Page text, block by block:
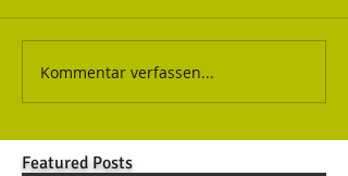
Featured Posts
Kommentar verfassen...